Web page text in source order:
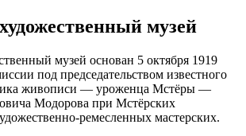
музей
музей основан 5 октября 1919
под председательством известного
живописи — уроженца Мстёры —
Модорова при Мстёрских
ремесленных мастерских.